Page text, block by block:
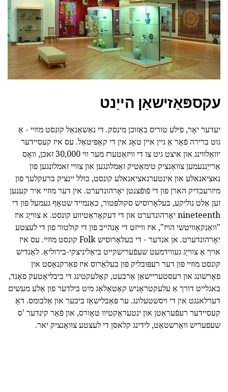
עקספּאַזישאַן הייַנט
יעדער יאָר, פילע טוריס באַזוכן מינסק. די נאַשאַנאַל קונסט מוזיי - אַ
גוט ברירה פֿאַר אַ גיין איין טאָג אין די קאַפּיטאַל. עס איז קעסיידער
יוואַלווינג און איצט גיט צו די וויזאַטערז מער ווי 30,000 זאכן, וואָס
אַרייַננעמען צוואַנציק טימאַטיק זאַמלונגען און צוויי זאמלונגען פון
נאציאנאלע און אינטערנאציאנאלע קונסט, כולל יינציק ברעקלעך פון
מיזרעכדיק הארן פון די פֿופֿצנטן יאָרהונדערט. אין דער מוזיי איר קענען
זען אַלט נוליקע, בעלאָרוסיש סקולפּטור, כאַנמייד שטאָף געמעל פון די
nineteenth יאָרהונדערט און די דעקאָראַטיווע קונסט. א צווייַג איז
"וואַנקאָוויטשי הויז", איז ווייזט די אָנהייב פון די קולטור פון די לעצטע
יאָרהונדערט. אן אנדער - די בעלאָרוסיש Folk קונסט מוזיי. עס איז
אויך אַ צווייַג געווידמעט שעפֿערישקייט ביאַליניצקי-בירוליאַ. לאַנדיש
קונסט מוזיי פון דער רעפּובליק פון בעלאַרוס איז פאַרקנאַסט אין
פאָרשונג און רעסטעריישאַן אַרבעט, קאַלעקטינג די ביבליאָטעק פאָנד,
באגלייט דורך אַ עלעקטראָניש קאַטאַלאָג מיט בילדער פון אַלע מעשים
דערלאנגט אין די ויסשטעלונג. ער פּאַבלישאַז ביכער און אַלבומס. דאָ
קעסיידער רעפֿעראַטן און ינטעראַקטיוו טאָורס, און פֿאַר קינדער 'ס
שעפעריש וואַרשטאַט, לידינג קלאסן די לעצטע צוואַנציק יאר.